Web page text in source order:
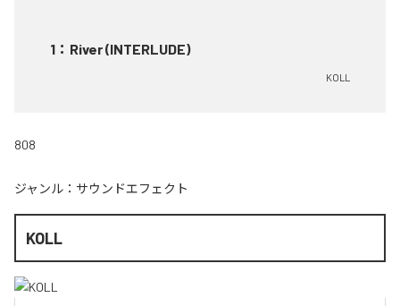
1 ： River (INTERLUDE)
KOLL
808
ジャンル： サウンドエフェクト
KOLL